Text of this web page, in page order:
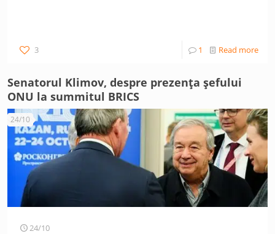
3 1 Read more
Senatorul Klimov, despre prezența șefului
ONU la summitul BRICS
24/10
24/10